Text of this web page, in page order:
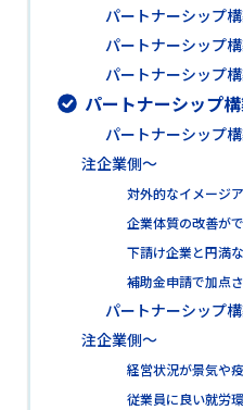
パートナーシップ
パートナーシップ
パートナーシップ
パートナーシップ
パートナーシップ
注企業側～
対外的なイメージ
企業体質の改善が
下請け企業と円満
補助金申請で加点
パートナーシップ
注企業側～
経営状況が景気や
従業員に良い就労